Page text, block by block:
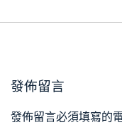
發佈留言
發佈留言必須填寫的